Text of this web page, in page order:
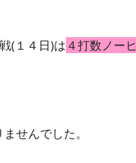
(１４日)は ４打数ノーヒ
せんでした。